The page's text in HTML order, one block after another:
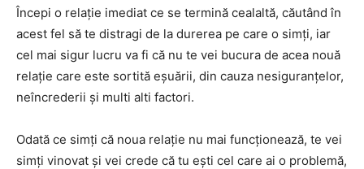
Începi o relație imediat ce se termină cealaltă, căutând în
acest fel să te distragi de la durerea pe care o simți, iar
cel mai sigur lucru va fi că nu te vei bucura de acea nouă
relație care este sortită eșuării, din cauza nesiguranțelor,
neîncrederii și multi alti factori.
Odată ce simți că noua relație nu mai funcționează, te vei
simți vinovat și vei crede că tu ești cel care ai o problemă,